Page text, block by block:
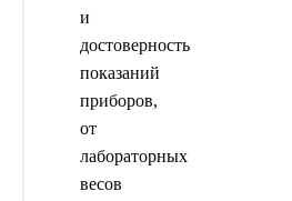
и
достоверность
показаний
приборов,
от
лабораторных
весов